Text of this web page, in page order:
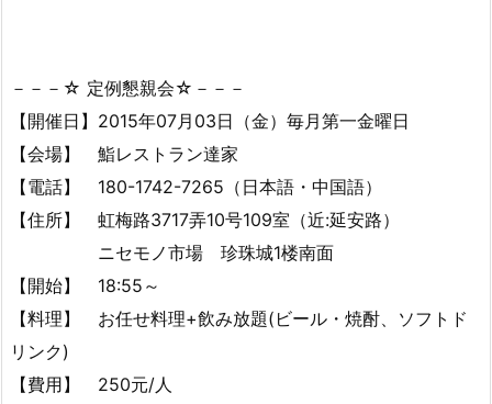
－－－☆ 定例懇親会☆－－－
【開催日】2015年07月03日（金）毎月第一金曜日
【会場】 鮨レストラン達家
【電話】 180-1742-7265（日本語・中国語）
【住所】 虹梅路3717弄10号109室（近:延安路）
ニセモノ市場 珍珠城1楼南面
【開始】 18:55～
【料理】 お任せ料理+飲み放題(ビール・焼酎、ソフトド
リンク)
【費用】 250元/人